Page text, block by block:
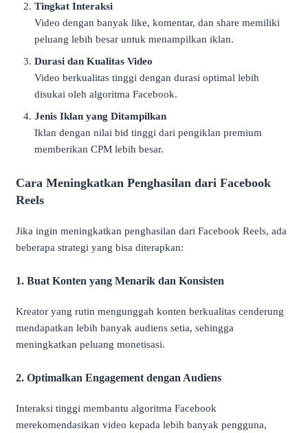
Tingkat Interaksi
Video dengan banyak like, komentar, dan share memiliki
peluang lebih besar untuk menampilkan iklan.
Durasi dan Kualitas Video
Video berkualitas tinggi dengan durasi optimal lebih
disukai oleh algoritma Facebook.
Jenis Iklan yang Ditampilkan
Iklan dengan nilai bid tinggi dari pengiklan premium
memberikan CPM lebih besar.
Cara Meningkatkan Penghasilan dari Facebook
Reels
Jika ingin meningkatkan penghasilan dari Facebook Reels, ada
beberapa strategi yang bisa diterapkan:
1. Buat Konten yang Menarik dan Konsisten
Kreator yang rutin mengunggah konten berkualitas cenderung
mendapatkan lebih banyak audiens setia, sehingga
meningkatkan peluang monetisasi.
2. Optimalkan Engagement dengan Audiens
Interaksi tinggi membantu algoritma Facebook
merekomendasikan video kepada lebih banyak pengguna,